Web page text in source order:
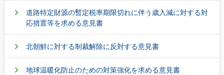
道路特定財源の暫定税率期限切れに伴う歳入減に対する対
応措置等を求める意見書
北朝鮮に対する制裁解除に反対する意見書
地球温暖化防止のための対策強化を求める意見書